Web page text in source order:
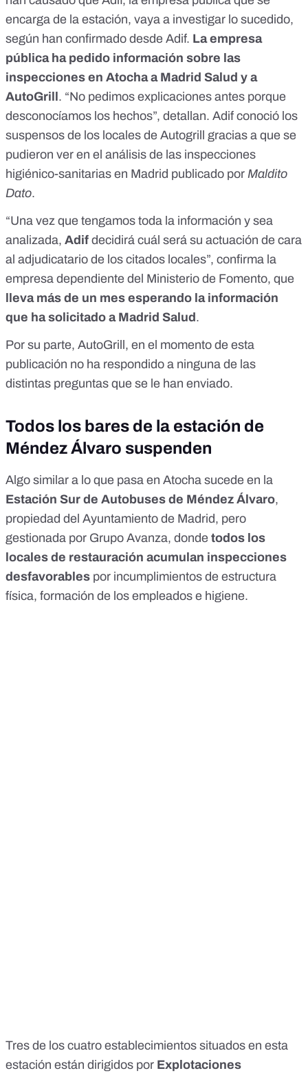
encarga de la estación, vaya a investigar lo sucedido,
según han confirmado desde Adif. La empresa
pública ha pedido información sobre las
inspecciones en Atocha a Madrid Salud y a
AutoGrill . “No pedimos explicaciones antes porque
desconocíamos los hechos”, detallan. Adif conoció los
suspensos de los locales de Autogrill gracias a que se
pudieron ver en el análisis de las inspecciones
higiénico-sanitarias en Madrid publicado por Maldito
Dato.
“Una vez que tengamos toda la información y sea
analizada, Adif decidirá cuál será su actuación de cara
al adjudicatario de los citados locales”, confirma la
empresa dependiente del Ministerio de Fomento, que
lleva más de un mes esperando la información
que ha solicitado a Madrid Salud .
Por su parte, AutoGrill, en el momento de esta
publicación no ha respondido a ninguna de las
distintas preguntas que se le han enviado.
Todos los bares de la estación de
Méndez Álvaro suspenden
Algo similar a lo que pasa en Atocha sucede en la
Estación Sur de Autobuses de Méndez Álvaro,
propiedad del Ayuntamiento de Madrid, pero
gestionada por Grupo Avanza, donde todos los
locales de restauración acumulan inspecciones
desfavorables por incumplimientos de estructura
física, formación de los empleados e higiene.
Tres de los cuatro establecimientos situados en esta
estación están dirigidos por Explotaciones